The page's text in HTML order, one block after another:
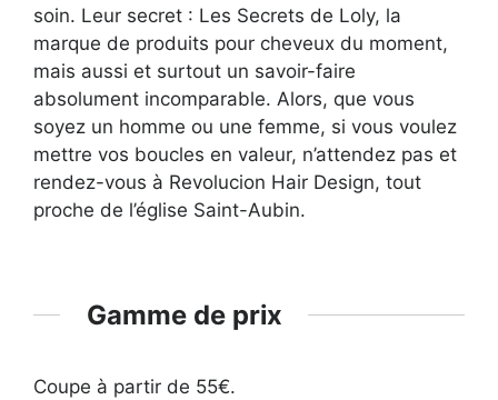
soin. Leur secret : Les Secrets de Loly, la
marque de produits pour cheveux du moment,
mais aussi et surtout un savoir-faire
absolument incomparable. Alors, que vous
soyez un homme ou une femme, si vous voulez
mettre vos boucles en valeur, n’attendez pas et
rendez-vous à Revolucion Hair Design, tout
proche de l’église Saint-Aubin.
Gamme de prix
Coupe à partir de 55€.